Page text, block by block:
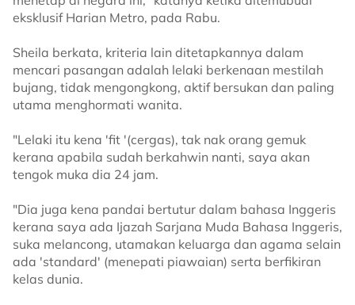
eksklusif Harian Metro, pada Rabu.
Sheila berkata, kriteria lain ditetapkannya dalam
mencari pasangan adalah lelaki berkenaan mestilah
bujang, tidak mengongkong, aktif bersukan dan paling
utama menghormati wanita.
"Lelaki itu kena 'fit '(cergas), tak nak orang gemuk
kerana apabila sudah berkahwin nanti, saya akan
tengok muka dia 24 jam.
"Dia juga kena pandai bertutur dalam bahasa Inggeris
kerana saya ada Ijazah Sarjana Muda Bahasa Inggeris,
suka melancong, utamakan keluarga dan agama selain
ada 'standard' (menepati piawaian) serta berfikiran
kelas dunia.